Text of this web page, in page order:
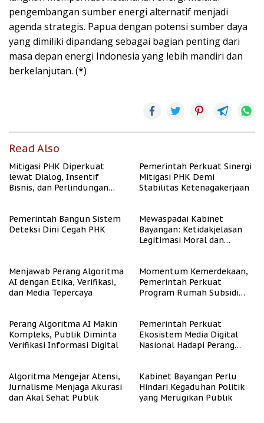
pengembangan sumber energi alternatif menjadi
agenda strategis. Papua dengan potensi sumber daya
yang dimiliki dipandang sebagai bagian penting dari
masa depan energi Indonesia yang lebih mandiri dan
berkelanjutan. (*)
Read Also
Mitigasi PHK Diperkuat
lewat Dialog, Insentif
Bisnis, dan Perlindungan
Pemerintah Perkuat Sinergi
Mitigasi PHK Demi
Stabilitas Ketenagakerjaan
Pemerintah Bangun Sistem
Deteksi Dini Cegah PHK
Mewaspadai Kabinet
Bayangan: Ketidakjelasan
Legitimasi Moral dan
Menjawab Perang Algoritma
AI dengan Etika, Verifikasi,
dan Media Tepercaya
Momentum Kemerdekaan,
Pemerintah Perkuat
Program Rumah Subsidi
Perang Algoritma AI Makin
Kompleks, Publik Diminta
Verifikasi Informasi Digital
Pemerintah Perkuat
Ekosistem Media Digital
Nasional Hadapi Perang
Algoritma Mengejar Atensi,
Jurnalisme Menjaga Akurasi
dan Akal Sehat Publik
Kabinet Bayangan Perlu
Hindari Kegaduhan Politik
yang Merugikan Publik